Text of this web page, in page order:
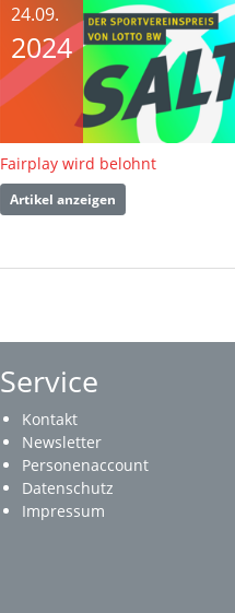
24.09.
2024
Fairplay wird belohnt
Artikel anzeigen
Service
Kontakt
Newsletter
Personenaccount
Datenschutz
Impressum